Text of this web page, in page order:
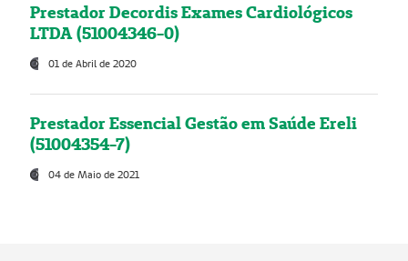
Prestador Decordis Exames Cardiológicos
LTDA (51004346-0)
01 de Abril de 2020
Prestador Essencial Gestão em Saúde Ereli
(51004354-7)
04 de Maio de 2021